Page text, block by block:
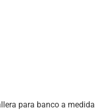
para banco a medida